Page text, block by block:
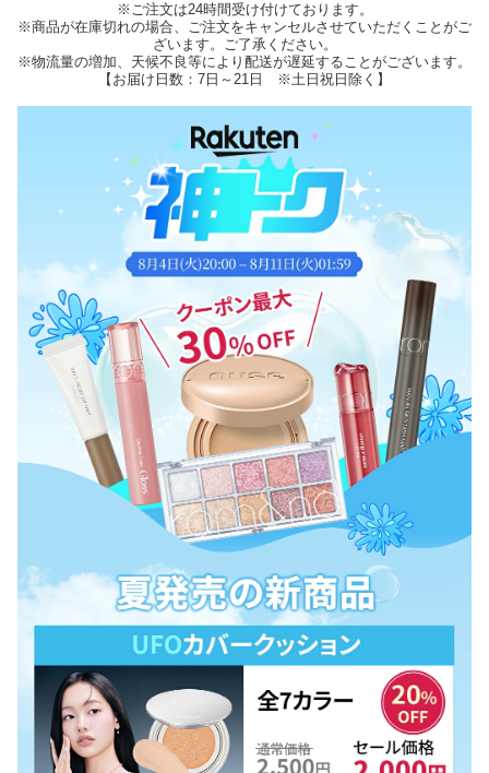
※ご注文は24時間受け付けております。
※商品が在庫切れの場合、ご注文をキャンセルさせていただくことがご
ざいます。ご了承ください。
※物流量の増加、天候不良等により配送が遅延することがございます。
【お届け日数：7日～21日 ※土日祝日除く】